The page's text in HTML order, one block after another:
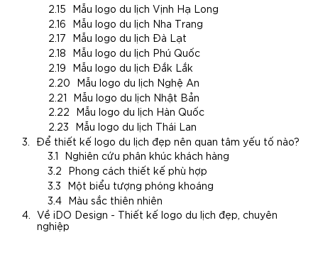
Mẫu logo du lịch Vịnh Hạ Long
Mẫu logo du lịch Nha Trang
Mẫu logo du lịch Đà Lạt
Mẫu logo du lịch Phú Quốc
Mẫu logo du lịch Đắk Lắk
Mẫu logo du lịch Nghệ An
Mẫu logo du lịch Nhật Bản
Mẫu logo du lịch Hàn Quốc
Mẫu logo du lịch Thái Lan
Để thiết kế logo du lịch đẹp nên quan tâm yếu tố nào?
Nghiên cứu phân khúc khách hàng
Phong cách thiết kế phù hợp
Một biểu tượng phóng khoáng
Màu sắc thiên nhiên
Về iDO Design - Thiết kế logo du lịch đẹp, chuyên
nghiệp